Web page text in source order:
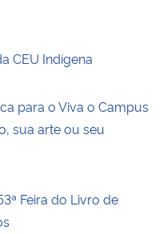
CEU Indígena
para o Viva o Campus
sua arte ou seu
Feira do Livro de